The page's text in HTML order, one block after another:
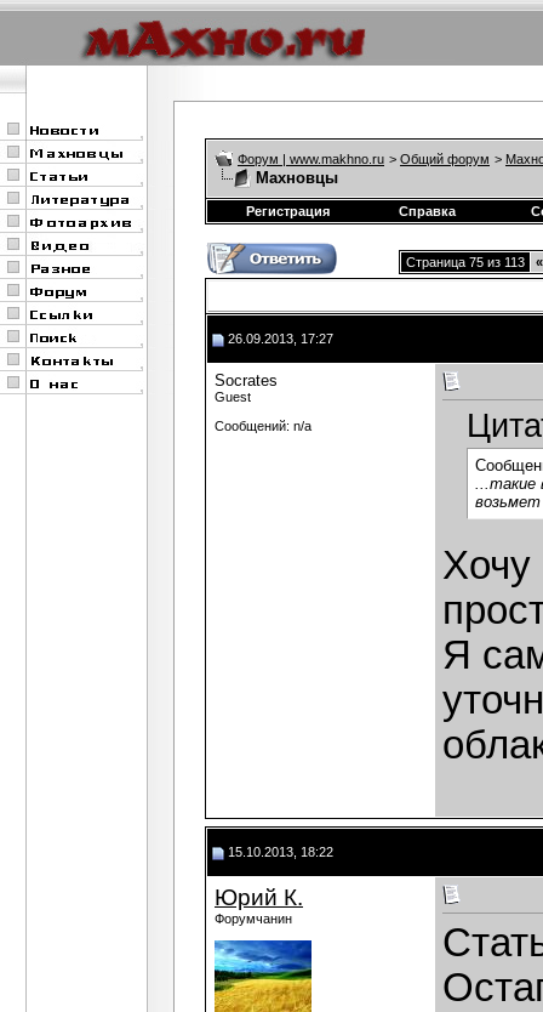
Форум | www.makhno.ru > Общий форум >
Махновцы
Регистрация Справка
Страница 75 из 113 «
26.09.2013, 17:27
Socrates
Guest
Сообщений: n/a
...такие
возьмет
Хочу
Я
15.10.2013, 18:22
Юрий К.
Форумчанин